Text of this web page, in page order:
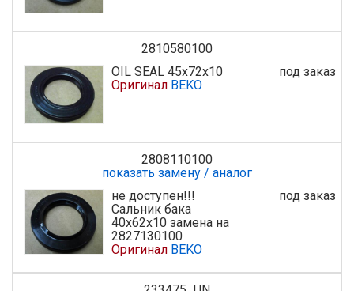
2810580100
OIL SEAL 45х72х10
Оригинал BEKO
под заказ
2808110100
показать замену / аналог
не доступен!!!
Сальник бака
40x62x10 замена на
2827130100
Оригинал BEKO
под заказ